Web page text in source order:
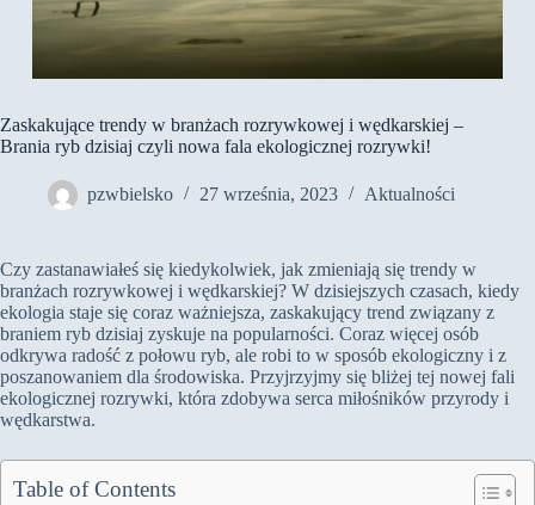
Zaskakujące trendy w branżach rozrywkowej i wędkarskiej –
Brania ryb dzisiaj czyli nowa fala ekologicznej rozrywki!
pzwbielsko 27 września, 2023 Aktualności
Czy zastanawiałeś się kiedykolwiek, jak zmieniają się trendy w
branżach rozrywkowej i wędkarskiej? W dzisiejszych czasach, kiedy
ekologia staje się coraz ważniejsza, zaskakujący trend związany z
braniem ryb dzisiaj zyskuje na popularności. Coraz więcej osób
odkrywa radość z połowu ryb, ale robi to w sposób ekologiczny i z
poszanowaniem dla środowiska. Przyjrzyjmy się bliżej tej nowej fali
ekologicznej rozrywki, która zdobywa serca miłośników przyrody i
wędkarstwa.
Table of Contents